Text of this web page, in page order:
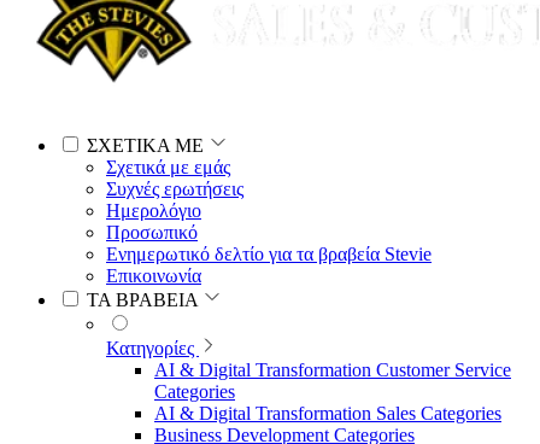
ΣΧΕΤΙΚΑ ΜΕ
Σχετικά με εμάς
Συχνές ερωτήσεις
Ημερολόγιο
Προσωπικό
Ενημερωτικό δελτίο για τα βραβεία Stevie
Επικοινωνία
ΤΑ ΒΡΑΒΕΙΑ
Κατηγορίες
AI & Digital Transformation Customer Service
Categories
AI & Digital Transformation Sales Categories
Business Development Categories